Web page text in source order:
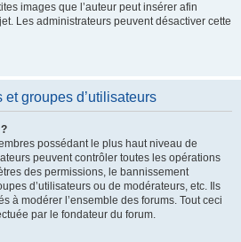
images que l’auteur peut insérer afin
Les administrateurs peuvent désactiver cette
groupes d’utilisateurs
possédant le plus haut niveau de
peuvent contrôler toutes les opérations
des permissions, le bannissement
d’utilisateurs ou de modérateurs, etc. Ils
à modérer l’ensemble des forums. Tout ceci
par le fondateur du forum.